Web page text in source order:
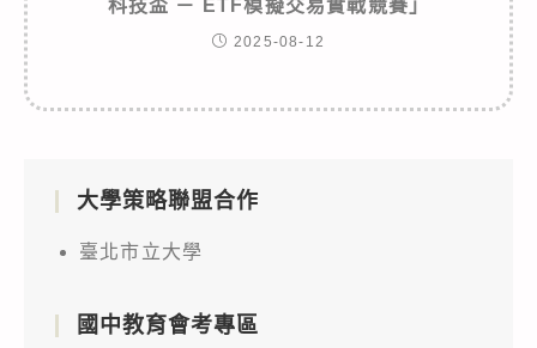
科技盃 － ETF模擬交易實戰競賽」
2025-08-12
大學策略聯盟合作
臺北市立大學
國中教育會考專區